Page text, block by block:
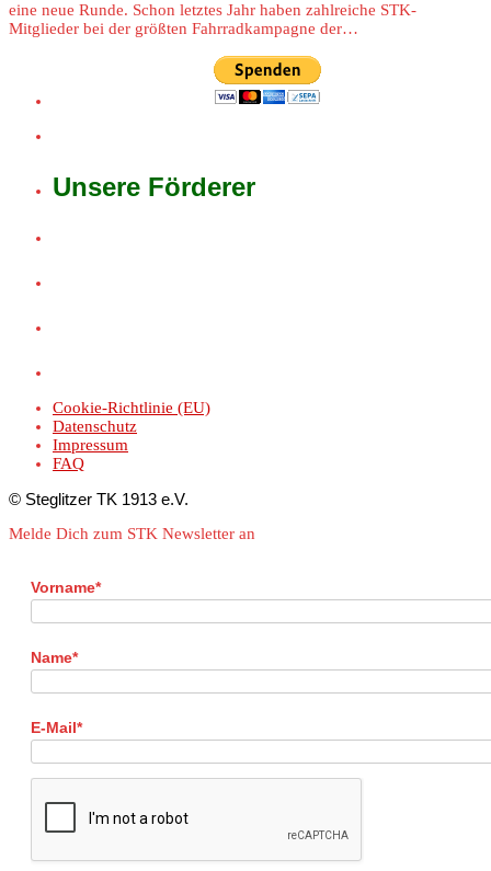
eine neue Runde. Schon letztes Jahr haben zahlreiche STK-
Mitglieder bei der größten Fahrradkampagne der…
Unsere Förderer
Cookie-Richtlinie (EU)
Datenschutz
Impressum
FAQ
© Steglitzer TK 1913 e.V.
Melde Dich zum STK Newsletter an
Vorname*
Name*
E-Mail*